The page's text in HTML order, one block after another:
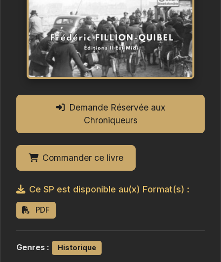
Demande Réservée aux
Chroniqueurs
Commander ce livre
Ce SP est disponible au(x) Format(s) :
PDF
Genres : Historique